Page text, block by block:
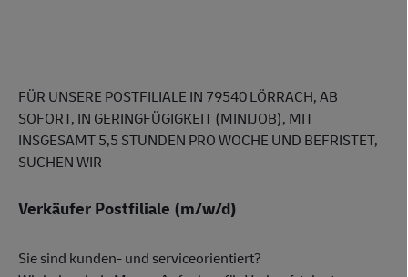
FÜR UNSERE POSTFILIALE IN 79540 LÖRRACH, AB
SOFORT, IN GERINGFÜGIGKEIT (MINIJOB), MIT
INSGESAMT 5,5 STUNDEN PRO WOCHE UND BEFRISTET,
SUCHEN WIR
Verkäufer Postfiliale (m/w/d)
Sie sind kunden- und serviceorientiert?